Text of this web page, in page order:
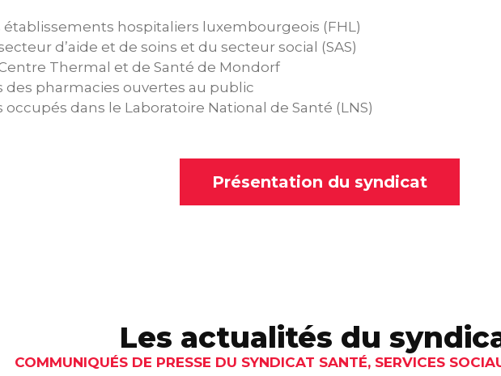
établissements hospitaliers luxembourgeois (FHL)
d’aide et de soins et du secteur social (SAS)
Thermal et de Santé de Mondorf
des pharmacies ouvertes au public
occupés dans le Laboratoire National de Santé (LNS)
Présentation du syndicat
Les actualités du
COMMUNIQUÉS DE PRESSE DU SYNDICAT SANTÉ, SERVICES